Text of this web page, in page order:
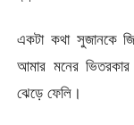
একটা কথা সুজানকে
আমার মনের
ঝেড়ে ফেলি।